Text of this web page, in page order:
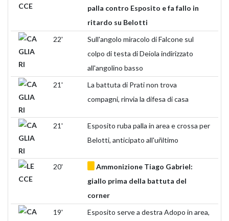
palla contro Esposito e fa fallo in
ritardo su Belotti
22'
Sull'angolo miracolo di Falcone sul
colpo di testa di Deiola indirizzato
all'angolino basso
21'
La battuta di Prati non trova
compagni, rinvia la difesa di casa
21'
Esposito ruba palla in area e crossa per
Belotti, anticipato all'uñltimo
20'
Ammonizione Tiago Gabriel:
giallo prima della battuta del
corner
19'
Esposito serve a destra Adopo in area,